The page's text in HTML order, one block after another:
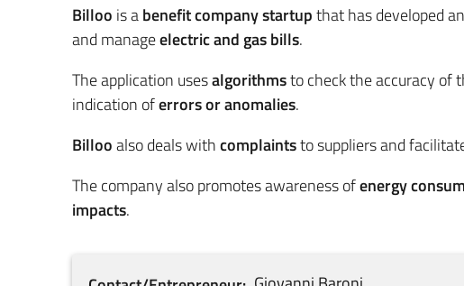
Billoo is abenefit company startupthat has developed an
and manageelectric and gas bills.
The application usesalgorithmsto check the accuracy of
indication oferrors or anomalies.
Billooalso deals withcomplaintsto suppliers and
The company also promotes awareness ofenergy
impacts.